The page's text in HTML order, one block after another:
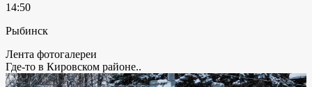
14:50
Рыбинск
Лента фотогалереи
Где-то в Кировском районе..